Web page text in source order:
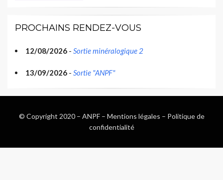
PROCHAINS RENDEZ-VOUS
12/08/2026 - Sortie minéralogique 2
13/09/2026 - Sortie "ANPF"
© Copyright 2020 – ANPF– Mentions légales – Politique de
confidentialité